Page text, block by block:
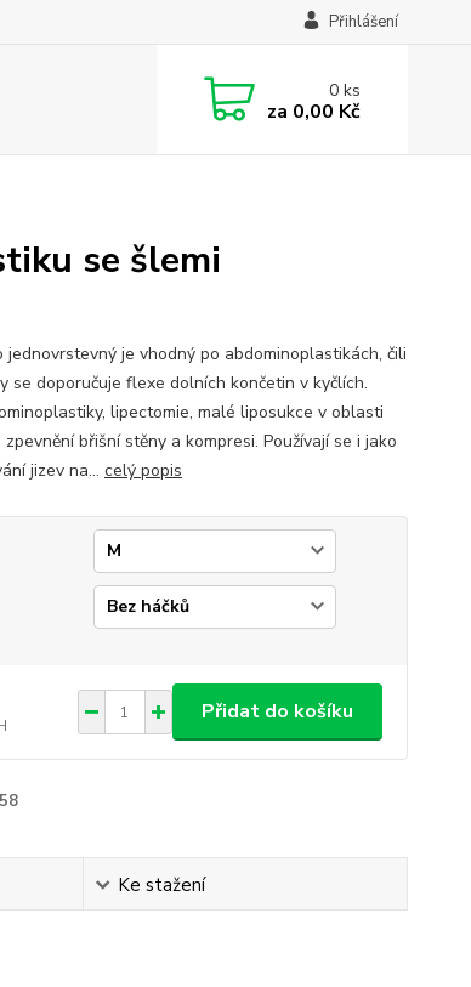
Přihlášení
0ks
za 0,00 Kč
se šlemi
jednovrstevný je vhodný po abdominoplastikách, čili
se doporučuje flexe dolních končetin v kyčlích.
lipectomie, malé liposukce v oblasti
břišní stěny a kompresi. Používají se i jako
jizev na... celý popis
Přidat do košíku
Ke stažení